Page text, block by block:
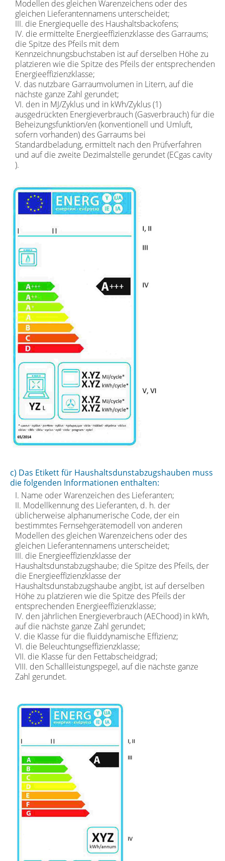
Modellen des gleichen Warenzeichens oder des
gleichen Lieferantennamens unterscheidet;
III. die Energiequelle des Haushaltsbackofens;
IV. die ermittelte Energieeffizienzklasse des Garraums;
die Spitze des Pfeils mit dem
Kennzeichnungsbuchstaben ist auf derselben Höhe zu
platzieren wie die Spitze des Pfeils der entsprechenden
Energieeffizienzklasse;
V. das nutzbare Garraumvolumen in Litern, auf die
nächste ganze Zahl gerundet;
VI. den in MJ/Zyklus und in kWh/Zyklus (1)
ausgedrückten Energieverbrauch (Gasverbrauch) für die
Beheizungsfunktion/en (konventionell und Umluft,
sofern vorhanden) des Garraums bei
Standardbeladung, ermittelt nach den Prüfverfahren
und auf die zweite Dezimalstelle gerundet (ECgas cavity
).
c) Das Etikett für Haushaltsdunstabzugshauben muss
die folgenden Informationen enthalten:
I. Name oder Warenzeichen des Lieferanten;
II. Modellkennung des Lieferanten, d. h. der
üblicherweise alphanumerische Code, der ein
bestimmtes Fernsehgerätemodell von anderen
Modellen des gleichen Warenzeichens oder des
gleichen Lieferantennamens unterscheidet;
III. die Energieeffizienzklasse der
Haushaltsdunstabzugshaube; die Spitze des Pfeils, der
die Energieeffizienzklasse der
Haushaltsdunstabzugshaube angibt, ist auf derselben
Höhe zu platzieren wie die Spitze des Pfeils der
entsprechenden Energieeffizienzklasse;
IV. den jährlichen Energieverbrauch (AEChood) in kWh,
auf die nächste ganze Zahl gerundet;
V. die Klasse für die fluiddynamische Effizienz;
VI. die Beleuchtungseffizienzklasse;
VII. die Klasse für den Fettabscheidgrad;
VIII. den Schallleistungspegel, auf die nächste ganze
Zahl gerundet.